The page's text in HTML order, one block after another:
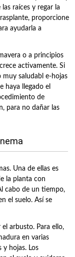
raíces y regar la
proporcione
ayudarla a
o a principios
activamente. Si
muy saludabl e-hojas
haya llegado el
de
para no dañar las
Una de ellas es
la planta con
cabo de un tiempo,
el suelo. Así se
arbusto. Para ello,
en varias
y hojas. Los